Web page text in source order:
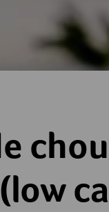
perlé et à la